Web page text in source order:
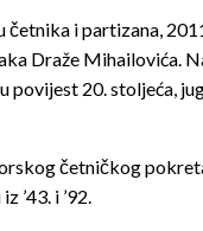
i partizana,
Draže Mihailovića.
20. stoljeća,
četničkog
’43. i ’92.